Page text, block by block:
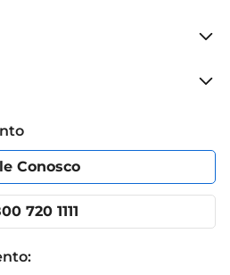
os aromas. Experimente
do mar para uma
Conosco
720 1111